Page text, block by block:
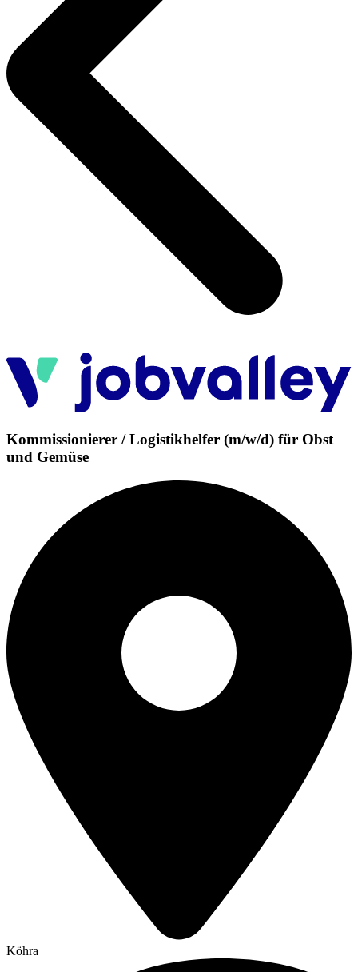
Kommissionierer / Logistikhelfer (m/w/d) für Obst
und Gemüse
Köhra